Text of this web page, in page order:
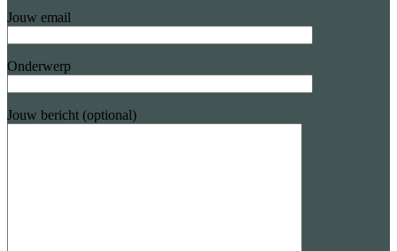
Jouw email
Onderwerp
Jouw bericht (optional)